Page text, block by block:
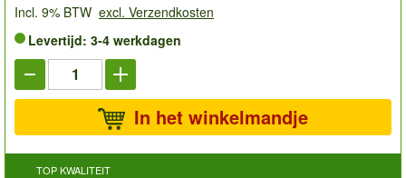
Incl. 9% BTW excl. Verzendkosten
Levertijd: 3-4 werkdagen
In het winkelmandje
TOP KWALITEIT